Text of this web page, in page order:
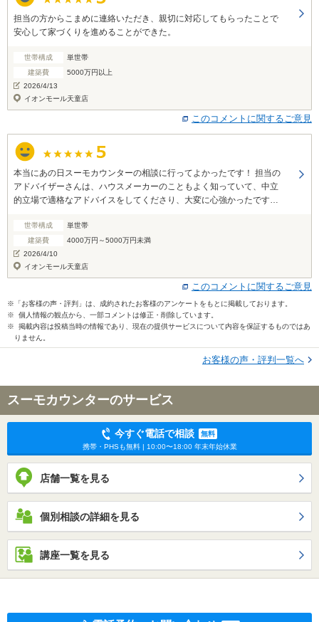
担当の方からこまめに連絡いただき、親切に対応してもらったことで
安心して家づくりを進めることができた。
世帯構成
単世帯
建築費
5000万円以上
2026/4/13
イオンモール天童店
このコメントに関するご意見
本当にあの日スーモカウンターの相談に行ってよかったです！ 担当の
アドバイザーさんは、ハウスメーカーのこともよく知っていて、中立
的立場で適格なアドバイスをしてくださり、大変に心強かったです。
れに対してのすすめ方のアドバイスをして下さり、 不安やもやもやが
解消できました。 一生に一度のとても大きな買い物だからこそ、スー
モカウンターのような第三者の目線で相談できる存在は、本当にあり
がたいですし、 有料でも受けたいくらいとてもいいサービスだと思い
ました。
世帯構成
単世帯
建築費
4000万円～5000万円未満
2026/4/10
イオンモール天童店
このコメントに関するご意見
※「お客様の声・評判」は、成約されたお客様のアンケートをもとに掲載しております。
※ 個人情報の観点から、一部コメントは修正・削除しています。
※ 掲載内容は投稿当時の情報であり、現在の提供サービスについて内容を保証するものではあ
りません。
お客様の声・評判一覧へ
スーモカウンターのサービス
今すぐ電話で相談
無料
携帯・PHSも無料 | 10:00〜18:00 年末年始休業
店舗一覧を見る
個別相談の詳細を見る
講座一覧を見る